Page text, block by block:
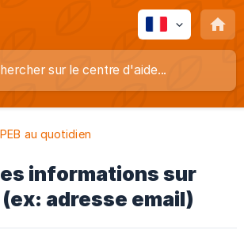
au quotidien
informations sur
adresse email)